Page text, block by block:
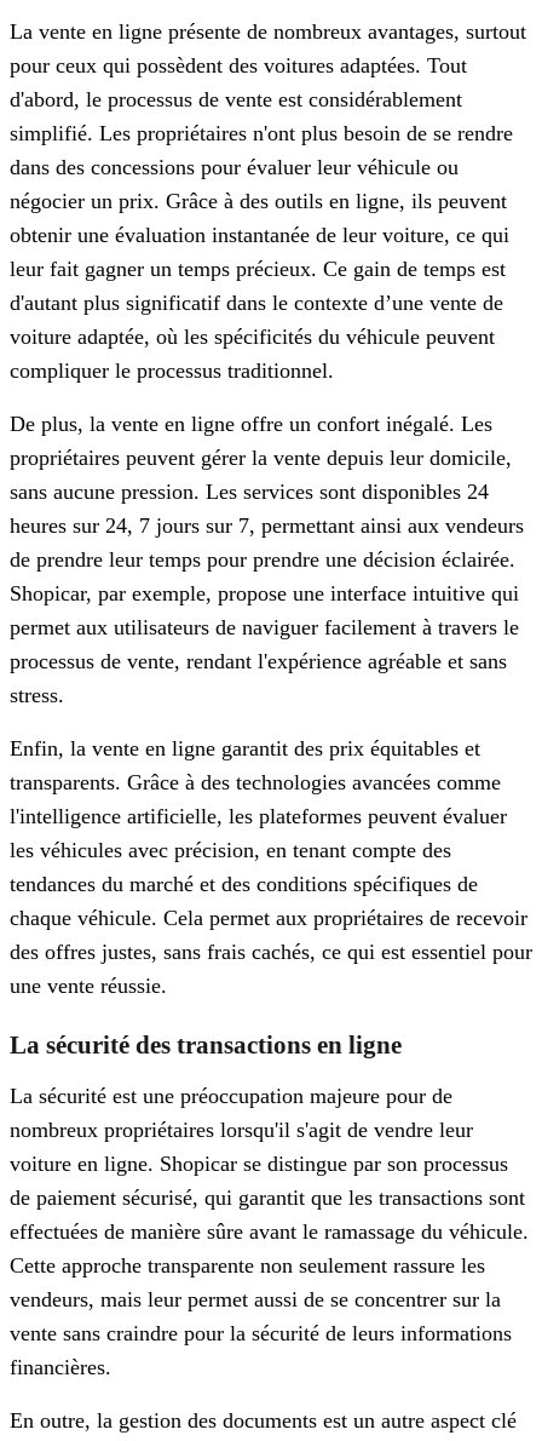
La vente en ligne présente de nombreux avantages, surtout
pour ceux qui possèdent des voitures adaptées. Tout
d'abord, le processus de vente est considérablement
simplifié. Les propriétaires n'ont plus besoin de se rendre
dans des concessions pour évaluer leur véhicule ou
négocier un prix. Grâce à des outils en ligne, ils peuvent
obtenir une évaluation instantanée de leur voiture, ce qui
leur fait gagner un temps précieux. Ce gain de temps est
d'autant plus significatif dans le contexte d’une vente de
voiture adaptée, où les spécificités du véhicule peuvent
compliquer le processus traditionnel.
De plus, la vente en ligne offre un confort inégalé. Les
propriétaires peuvent gérer la vente depuis leur domicile,
sans aucune pression. Les services sont disponibles 24
heures sur 24, 7 jours sur 7, permettant ainsi aux vendeurs
de prendre leur temps pour prendre une décision éclairée.
Shopicar, par exemple, propose une interface intuitive qui
permet aux utilisateurs de naviguer facilement à travers le
processus de vente, rendant l'expérience agréable et sans
stress.
Enfin, la vente en ligne garantit des prix équitables et
transparents. Grâce à des technologies avancées comme
l'intelligence artificielle, les plateformes peuvent évaluer
les véhicules avec précision, en tenant compte des
tendances du marché et des conditions spécifiques de
chaque véhicule. Cela permet aux propriétaires de recevoir
des offres justes, sans frais cachés, ce qui est essentiel pour
une vente réussie.
La sécurité des transactions en ligne
La sécurité est une préoccupation majeure pour de
nombreux propriétaires lorsqu'il s'agit de vendre leur
voiture en ligne. Shopicar se distingue par son processus
de paiement sécurisé, qui garantit que les transactions sont
effectuées de manière sûre avant le ramassage du véhicule.
Cette approche transparente non seulement rassure les
vendeurs, mais leur permet aussi de se concentrer sur la
vente sans craindre pour la sécurité de leurs informations
financières.
En outre, la gestion des documents est un autre aspect clé